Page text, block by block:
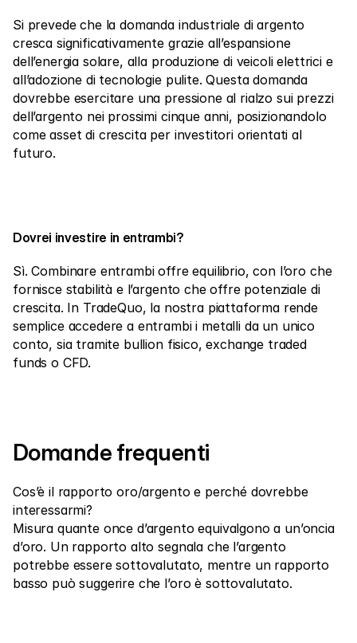
Si prevede che la domanda industriale di argento
cresca significativamente grazie all’espansione
dell’energia solare, alla produzione di veicoli elettrici e
all’adozione di tecnologie pulite. Questa domanda
dovrebbe esercitare una pressione al rialzo sui prezzi
dell’argento nei prossimi cinque anni, posizionandolo
come asset di crescita per investitori orientati al
futuro.
Dovrei investire in entrambi?
Sì. Combinare entrambi offre equilibrio, con l’oro che
fornisce stabilità e l’argento che offre potenziale di
crescita. In TradeQuo, la nostra piattaforma rende
semplice accedere a entrambi i metalli da un unico
conto, sia tramite bullion fisico, exchange traded
funds o CFD.
Domande frequenti
Cos’è il rapporto oro/argento e perché dovrebbe
interessarmi?
Misura quante once d’argento equivalgono a un’oncia
d’oro. Un rapporto alto segnala che l’argento
potrebbe essere sottovalutato, mentre un rapporto
basso può suggerire che l’oro è sottovalutato.